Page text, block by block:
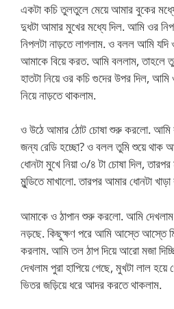
একটা কচি তুলতুলে মেয়ে আমার বুকের
দুধটা আমার মুখের মধ্যে দিল. আমি ওর
নিপলটা নাড়তে লাগলাম. ও বলল আমি যদি
আমাকে বিয়ে করত. আমি বললাম, তাহলে
হাতটা নিয়ে ওর কচি গুদের উপর দিল,
নিয়ে নাড়তে থাকলাম.
ও উঠে আমার ঠোট চোষা শুরু করলো. আমি
জন্য রেডি হচ্ছো? ও বলল তুমি শুয়ে থাক
ধোনটা মুখে নিয়া ৩/৪ টা চোষা দিল,
মুন্ডিতে মাখালো. তারপর আমার ধোনটা
আমাকে ও ঠাপান শুরু করলো. আমি
নড়ছে. কিছুক্ষণ পরে আমি আস্তে আস্তে
করলাম. আমি তল ঠাপ দিয়ে আরো মজা
দেখলাম পুরা হাপিয়ে গেছে, মুখটা লাল
ভিতর জড়িয়ে ধরে আদর করতে থাকলাম.